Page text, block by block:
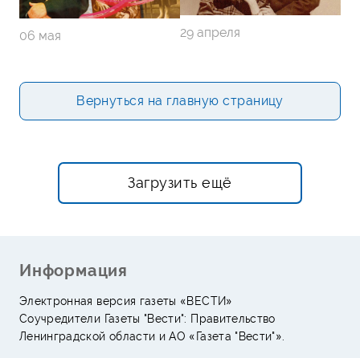
06 мая 29 апреля
Вернуться на главную страницу
Загрузить ещё
Информация
Электронная версия газеты «ВЕСТИ»
Соучредители Газеты "Вести": Правительство
Ленинградской области и АО «Газета "Вести"».